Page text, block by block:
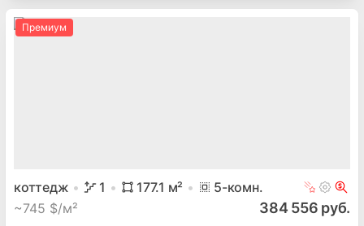
Премиум
коттедж 1 177.1 м² 5-комн.
~745 $/м² 384 556 руб.